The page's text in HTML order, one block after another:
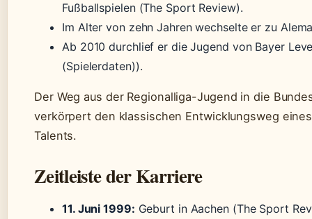
Fußballspielen (The Sport Review).
Im Alter von zehn Jahren wechselte er zu
Ab 2010 durchlief er die Jugend von Bayer
(Spielerdaten)).
Der Weg aus der Regionalliga-Jugend in die
verkörpert den klassischen Entwicklungsweg
Talents.
Zeitleiste der Karriere
11. Juni 1999: Geburt in Aachen (The Sport